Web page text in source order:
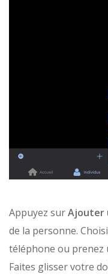
Appuyez surAjouter
de la personne.
téléphone ou prenez
Faites glisser votre